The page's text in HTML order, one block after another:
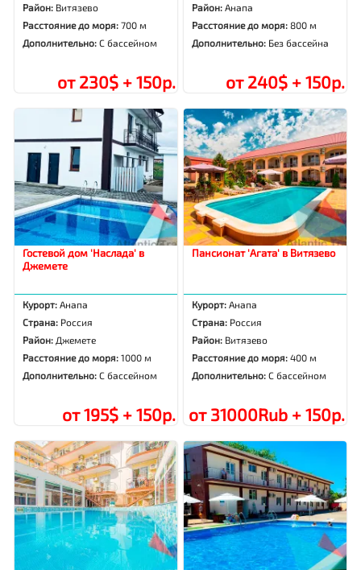
Район: Витязево
Расстояние до моря:700 м
Дополнительно:С бассейном
от 230$ + 150р.
Район: Анапа
Расстояние до моря:800 м
Дополнительно: Без бассейна
от 240$ + 150р.
Гостевой дом 'Наслада' в
Джемете
Курорт: Анапа
Страна: Россия
Район: Джемете
Расстояние до моря:1000 м
Дополнительно:С бассейном
от 195$ + 150р.
Пансионат 'Агата' в Витязево
Курорт: Анапа
Страна: Россия
Район: Витязево
Расстояние до моря:400 м
Дополнительно:С бассейном
от 31000Rub + 150р.